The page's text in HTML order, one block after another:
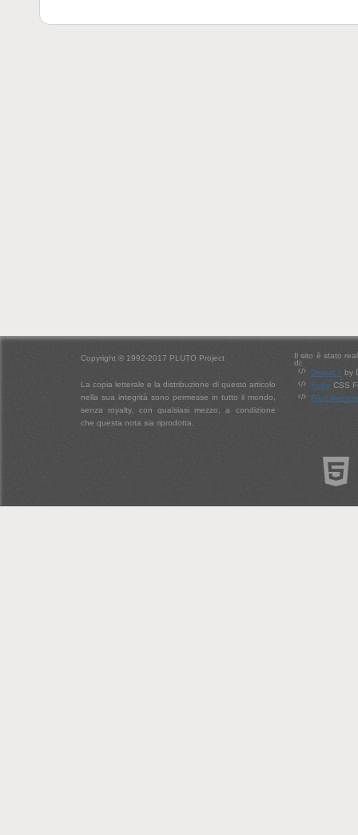
Copyright © 1992-2017 PLUTO Project
La copia letterale e la distribuzione di questo articolo
nella sua integrità sono permesse in tutto il mondo,
senza royalty, con qualsiasi mezzo, a condizione
che questa nota sia riprodotta.
Il sito è stato
di:
Drupal 7 by
Kube CSS
Font